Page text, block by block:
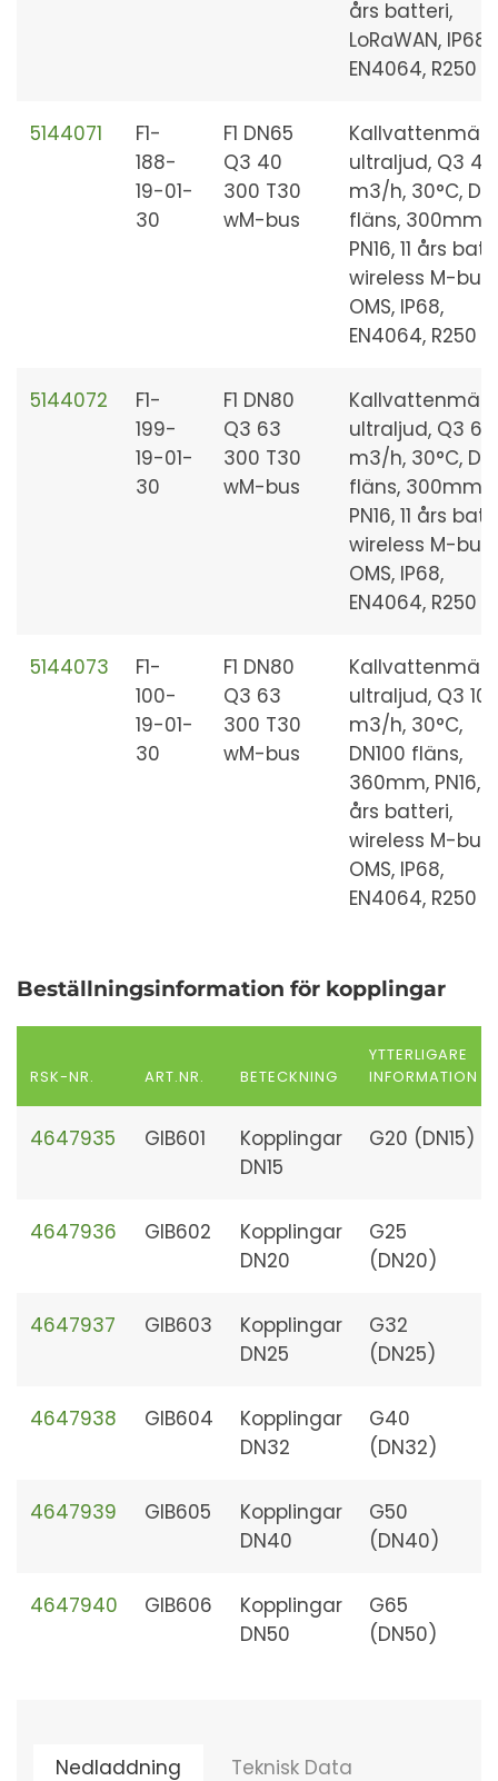
års batteri,
LoRaWAN, IP68,
EN4064, R250
5144071
F1-
188-
19-01-
30
F1 DN65
Q3 40
300 T30
wM-bus
ultraljud, Q3 40
m3/h, 30°C,
fläns, 300mm,
PN16, 11 års
wireless M-bus
OMS, IP68,
EN4064, R250
5144072
F1-
199-
19-01-
30
F1 DN80
Q3 63
300 T30
wM-bus
ultraljud, Q3 63
m3/h, 30°C,
fläns, 300mm,
PN16, 11 års
wireless M-bus
OMS, IP68,
EN4064, R250
5144073
F1-
100-
19-01-
30
F1 DN80
Q3 63
300 T30
wM-bus
ultraljud, Q3
m3/h, 30°C,
DN100 fläns,
360mm, PN16, 11
års batteri,
wireless M-bus
OMS, IP68,
EN4064, R250
Beställningsinformation för kopplingar
RSK-NR. ART.NR. BETECKNING
YTTERLIGARE
INFORMATION
4647935 GIB601
Kopplingar
DN15
G20 (DN15)
4647936 GIB602
Kopplingar
DN20
G25
(DN20)
4647937 GIB603
Kopplingar
DN25
G32
(DN25)
4647938 GIB604
Kopplingar
DN32
G40
(DN32)
4647939 GIB605
Kopplingar
DN40
G50
(DN40)
4647940 GIB606
Kopplingar
DN50
G65
(DN50)
Nedladdning
Teknisk Data